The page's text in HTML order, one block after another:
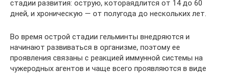
стадии развития: острую, котораядлится от 14 до 60
дней, и хроническую — от полугода до нескольких лет.
Во время острой стадии гельминты внедряются и
начинают развиваться в организме, поэтому ее
проявления связаны с реакцией иммунной системы на
чужеродных агентов и чаще всего проявляются в виде